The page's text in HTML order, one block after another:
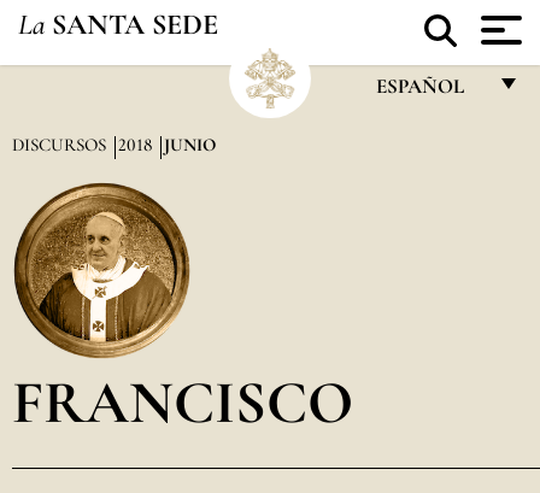
La SANTA SEDE
ESPAÑOL
العربيّة
DISCURSOS 2018 JUNIO
FRANCISCO